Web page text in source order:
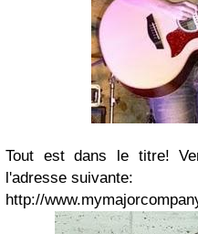
Tout est dans le titre!
l'adresse suivante:
http://